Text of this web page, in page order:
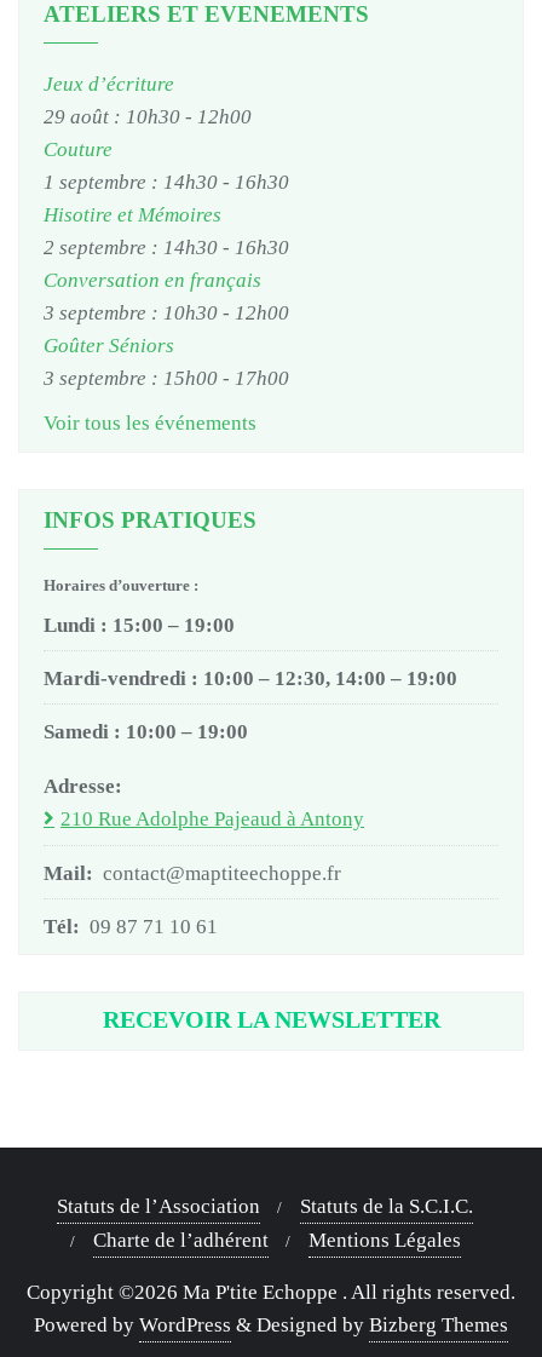
ATELIERS ET EVENEMENTS
Jeux d’écriture
29 août : 10h30 - 12h00
Couture
1 septembre : 14h30 - 16h30
Hisotire et Mémoires
2 septembre : 14h30 - 16h30
Conversation en français
3 septembre : 10h30 - 12h00
Goûter Séniors
3 septembre : 15h00 - 17h00
Voir tous les événements
INFOS PRATIQUES
Horaires d’ouverture :
Lundi : 15:00 – 19:00
Mardi-vendredi : 10:00 – 12:30, 14:00 – 19:00
Samedi : 10:00 – 19:00
Adresse:
210 Rue Adolphe Pajeaud à Antony
Mail: contact@maptiteechoppe.fr
Tél: 09 87 71 10 61
RECEVOIR LA NEWSLETTER
Statuts de l’Association
Statuts de la S.C.I.C.
Charte de l’adhérent
Mentions Légales
Copyright ©2026 Ma P'tite Echoppe . All rights reserved.
Powered by WordPress & Designed by Bizberg Themes